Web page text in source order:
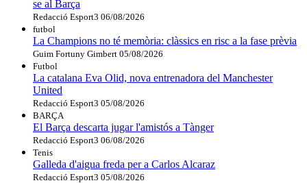
se al Barça
Redacció Esport3 06/08/2026
futbol
La Champions no té memòria: clàssics en risc a la fase prèvia
Guim Fortuny Gimbert 05/08/2026
Futbol
La catalana Eva Olid, nova entrenadora del Manchester
United
Redacció Esport3 05/08/2026
BARÇA
El Barça descarta jugar l'amistós a Tànger
Redacció Esport3 06/08/2026
Tenis
Galleda d'aigua freda per a Carlos Alcaraz
Redacció Esport3 05/08/2026